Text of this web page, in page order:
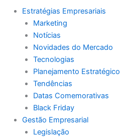
Estratégias Empresariais
Marketing
Notícias
Novidades do Mercado
Tecnologias
Planejamento Estratégico
Tendências
Datas Comemorativas
Black Friday
Gestão Empresarial
Legislação